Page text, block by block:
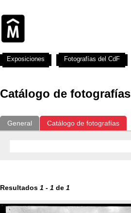
Catálogo de fotografías
General Catálogo de fotografías
Resultados 1 - 1 de 1
Exposiciones Fotografías del CdF